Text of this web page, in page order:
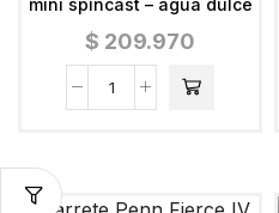
$ 209.970